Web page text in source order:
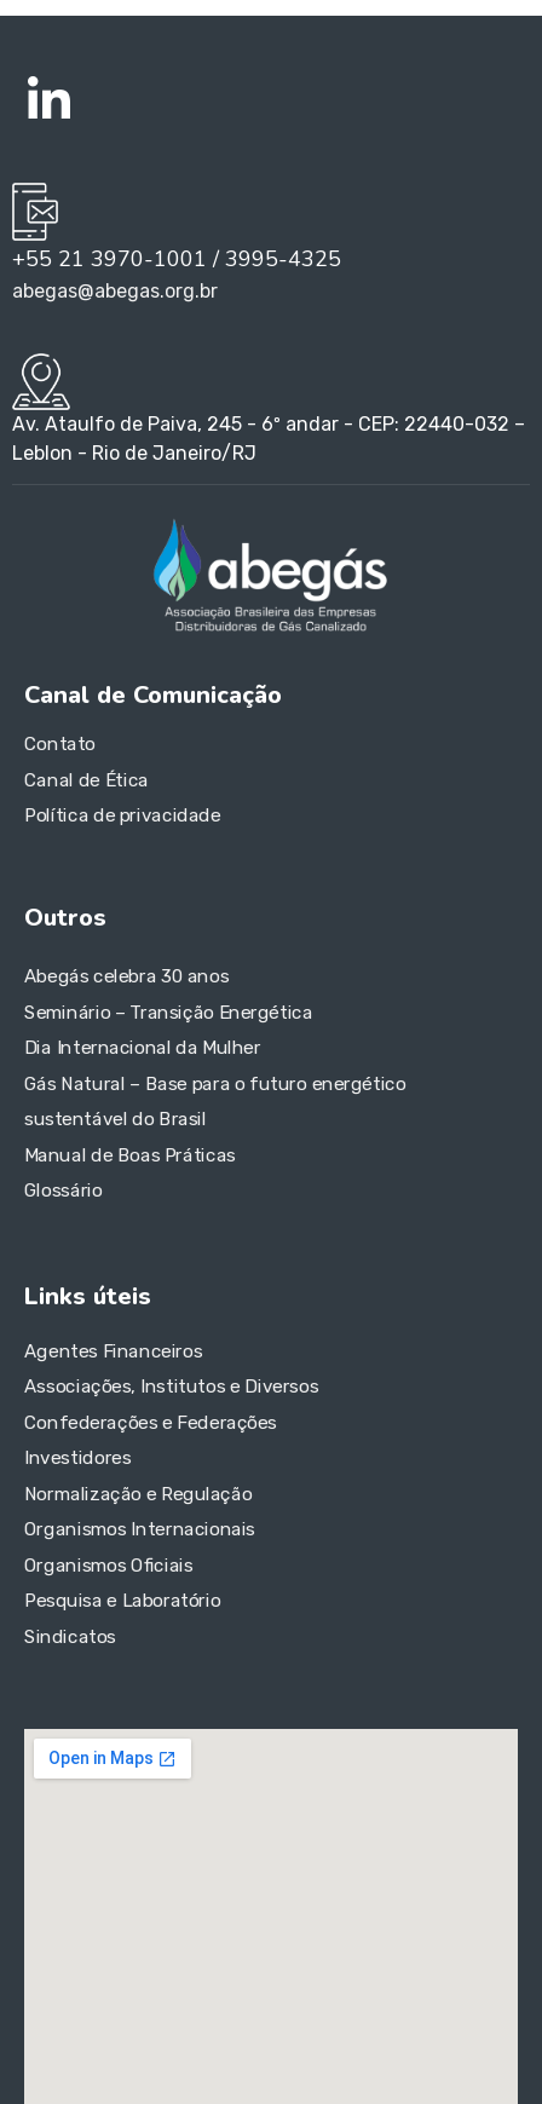
+55 21 3970-1001 / 3995-4325
abegas@abegas.org.br
Av. Ataulfo de Paiva, 245 - 6º andar - CEP: 22440-032 –
Leblon - Rio de Janeiro/RJ
Canal de Comunicação
Contato
Canal de Ética
Política de privacidade
Outros
Abegás celebra 30 anos
Seminário – Transição Energética
Dia Internacional da Mulher
Gás Natural – Base para o futuro energético
sustentável do Brasil
Manual de Boas Práticas
Glossário
Links úteis
Agentes Financeiros
Associações, Institutos e Diversos
Confederações e Federações
Investidores
Normalização e Regulação
Organismos Internacionais
Organismos Oficiais
Pesquisa e Laboratório
Sindicatos